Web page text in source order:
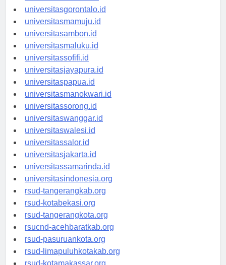
universitaskendari.id
universitasgorontalo.id
universitasmamuju.id
universitasambon.id
universitasmaluku.id
universitassofifi.id
universitasjayapura.id
universitaspapua.id
universitasmanokwari.id
universitassorong.id
universitaswanggar.id
universitaswalesi.id
universitassalor.id
universitasjakarta.id
universitassamarinda.id
universitasindonesia.org
rsud-tangerangkab.org
rsud-kotabekasi.org
rsud-tangerangkota.org
rsucnd-acehbaratkab.org
rsud-pasuruankota.org
rsud-limapuluhkotakab.org